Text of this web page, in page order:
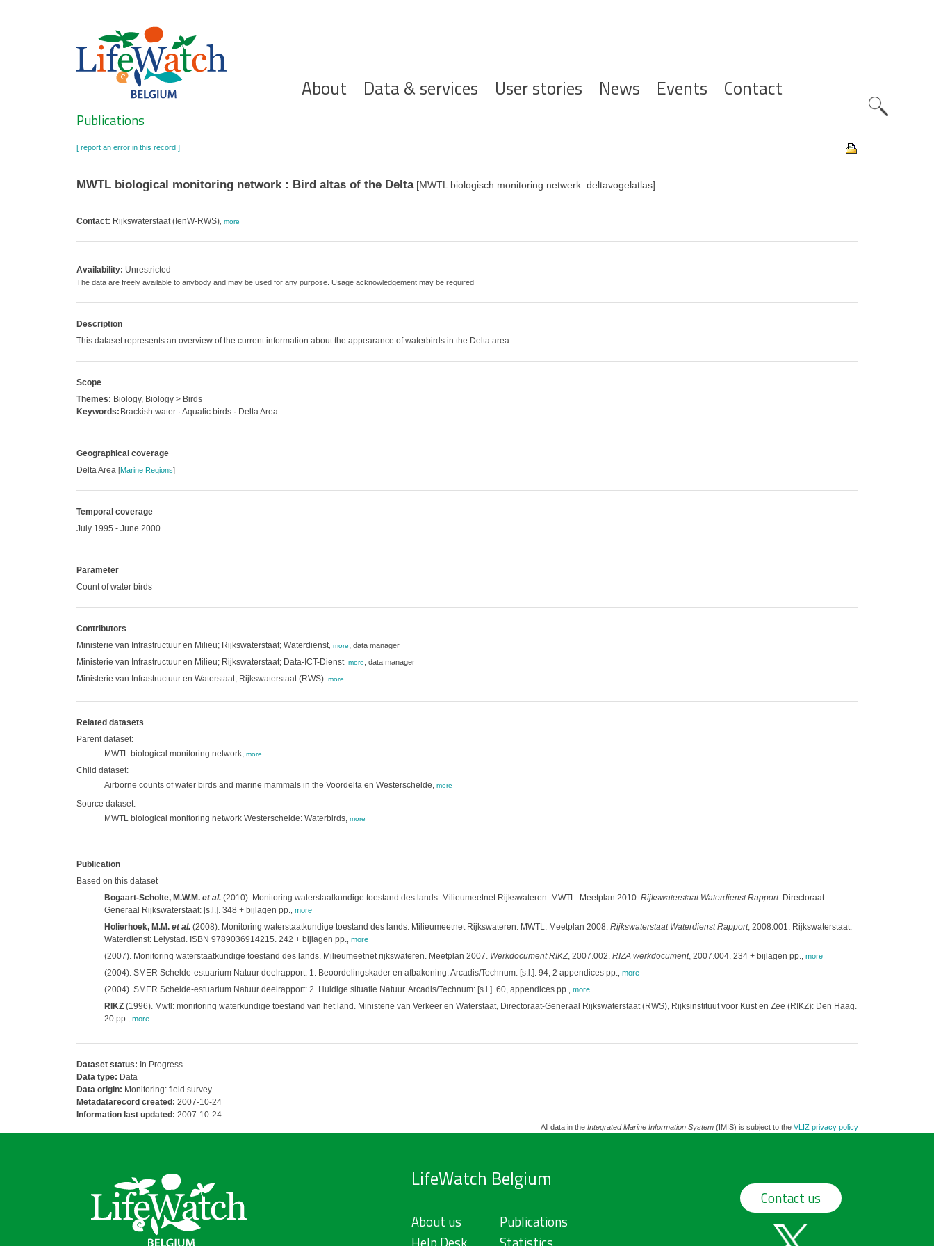
Hoofdnavigatie
About Data & services User stories News Events Contact
Search
Publications
[ report an error in this record ]
MWTL biological monitoring network : Bird altas of the Delta[MWTL biologisch monitoring netwerk: deltavogelatlas]
Contact: Rijkswaterstaat (IenW-RWS), more
Availability: Unrestricted
The data are freely available to anybody and may be used for any purpose. Usage acknowledgement may be required
Description
This dataset represents an overview of the current information about the appearance of waterbirds in the Delta area
Scope
Themes: Biology, Biology > Birds
Keywords: Brackish water · Aquatic birds · Delta Area
Geographical coverage
Delta Area [Marine Regions]
Temporal coverage
July 1995 - June 2000
Parameter
Count of water birds
Contributors
Ministerie van Infrastructuur en Milieu; Rijkswaterstaat; Waterdienst, more, data manager
Ministerie van Infrastructuur en Milieu; Rijkswaterstaat; Data-ICT-Dienst, more, data manager
Ministerie van Infrastructuur en Waterstaat; Rijkswaterstaat (RWS), more
Related datasets
Parent dataset:
MWTL biological monitoring network, more
Child dataset:
Airborne counts of water birds and marine mammals in the Voordelta en Westerschelde, more
Source dataset:
MWTL biological monitoring network Westerschelde: Waterbirds, more
Publication
Based on this dataset
Bogaart-Scholte, M.W.M. et al.(2010). Monitoring waterstaatkundige toestand des lands. Milieumeetnet Rijkswateren. MWTL. Meetplan 2010. Rijkswaterstaat Waterdienst Rapport. Directoraat-
Generaal Rijkswaterstaat: [s.l.]. 348 + bijlagen pp. more
Holierhoek, M.M. et al.(2008). Monitoring waterstaatkundige toestand des lands. Milieumeetnet Rijkswateren. MWTL. Meetplan 2008. Rijkswaterstaat Waterdienst Rapport, 2008.001. Rijkswaterstaat.
Waterdienst: Lelystad. ISBN 9789036914215. 242 + bijlagen pp. more
(2007). Monitoring waterstaatkundige toestand des lands. Milieumeetnet rijkswateren. Meetplan 2007. Werkdocument RIKZ, 2007.002. RIZA werkdocument, 2007.004. 234 + bijlagen pp. more
(2004). SMER Schelde-estuarium Natuur deelrapport: 1. Beoordelingskader en afbakening. Arcadis/Technum: [s.l.]. 94, 2 appendices pp. more
(2004). SMER Schelde-estuarium Natuur deelrapport: 2. Huidige situatie Natuur. Arcadis/Technum: [s.l.]. 60, appendices pp. more
RIKZ(1996). Mwtl: monitoring waterkundige toestand van het land. Ministerie van Verkeer en Waterstaat, Directoraat-Generaal Rijkswaterstaat (RWS), Rijksinstituut voor Kust en Zee (RIKZ): Den Haag.
20 pp. more
Dataset status: In Progress
Data type: Data
Data origin: Monitoring: field survey
Metadatarecord created: 2007-10-24
Information last updated: 2007-10-24
All data in the Integrated Marine Information System(IMIS) is subject to the VLIZ privacy policy
LifeWatch Belgium
About us
Publications
Contact us